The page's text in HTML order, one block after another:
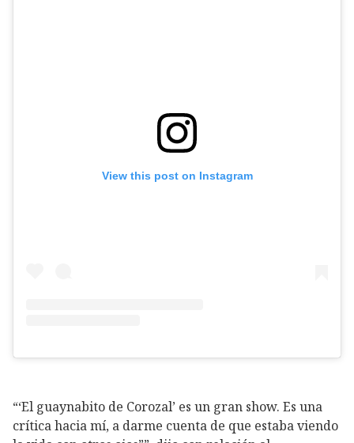
View this post on Instagram
“‘El guaynabito de Corozal’ es un gran show. Es una
crítica hacia mí, a darme cuenta de que estaba viendo